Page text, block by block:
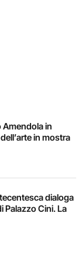
Amendola in
in mostra
dialoga
Palazzo Cini. La